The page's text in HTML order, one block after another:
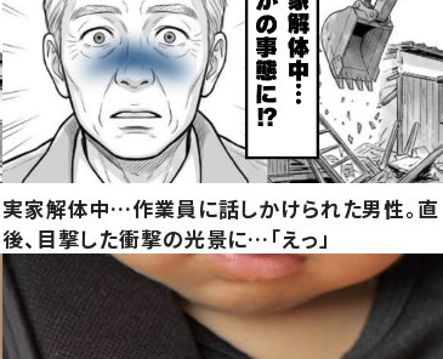
実家解体中…作業員に話しかけられた男性。直
後、目撃した衝撃の光景に…「えっ」